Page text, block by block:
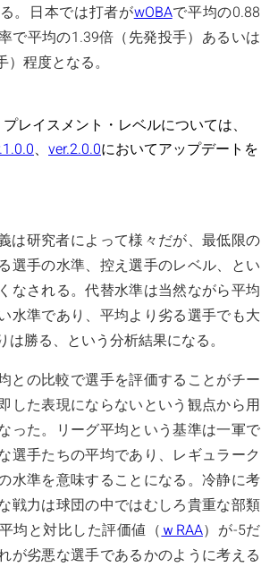
。日本では打者がwOBAで平均の0.88
で平均の1.39倍（先発投手）あるいは
程度となる。
レイスメント・レベルについては、
、 ver.2.0.0においてアップデートを
は研究者によって様々だが、最低限の
選手の水準、控え選手のレベル、とい
なされる。代替水準は当然ながら平均
水準であり、平均より劣る選手でも大
は勝る、という分析結果になる。
との比較で選手を評価することがチー
した表現にならないという観点から用
った。リーグ平均という基準は一軍で
選手たちの平均であり、レギュラーク
水準を意味することになる。冷静に考
戦力は球団の中ではむしろ貴重な部類
均と対比した評価値（ ｗRAA）が-5だ
が劣悪な選手であるかのように考える